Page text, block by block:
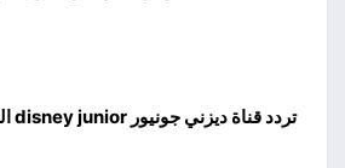
تردد قناة ديزني جونيور disney junior الجديد على نايل سات